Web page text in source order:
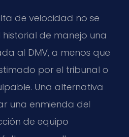
de velocidad no se
de manejo una
al DMV, a menos que
por el tribunal o
Una alternativa
una enmienda del
de equipo